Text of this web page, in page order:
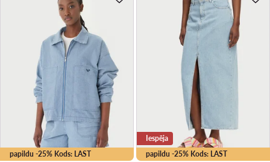
papildu -25% Kods: LAST papildu -25% Kods: LAST
Iespēja